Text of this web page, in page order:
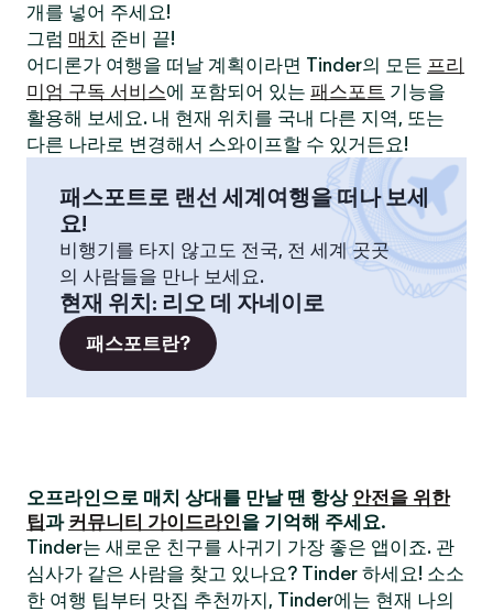
개를 넣어 주세요!
그럼 매치 준비 끝!
어디론가 여행을 떠날 계획이라면 Tinder의 모든 프리
미엄 구독 서비스에 포함되어 있는 패스포트 기능을
활용해 보세요. 내 현재 위치를 국내 다른 지역, 또는
다른 나라로 변경해서 스와이프할 수 있거든요!
패스포트로 랜선 세계여행을 떠나 보세
요!
비행기를 타지 않고도 전국, 전 세계 곳곳
의 사람들을 만나 보세요.
현재 위치: 리오 데 자네이로
패스포트란?
오프라인으로 매치 상대를 만날 땐 항상 안전을 위한
팁과 커뮤니티 가이드라인을 기억해 주세요.
Tinder는 새로운 친구를 사귀기 가장 좋은 앱이죠. 관
심사가 같은 사람을 찾고 있나요? Tinder 하세요! 소소
한 여행 팁부터 맛집 추천까지, Tinder에는 현재 나의